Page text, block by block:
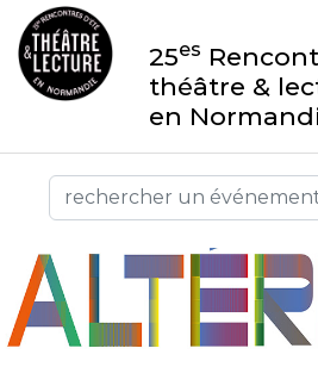
25es
théâtre &
en